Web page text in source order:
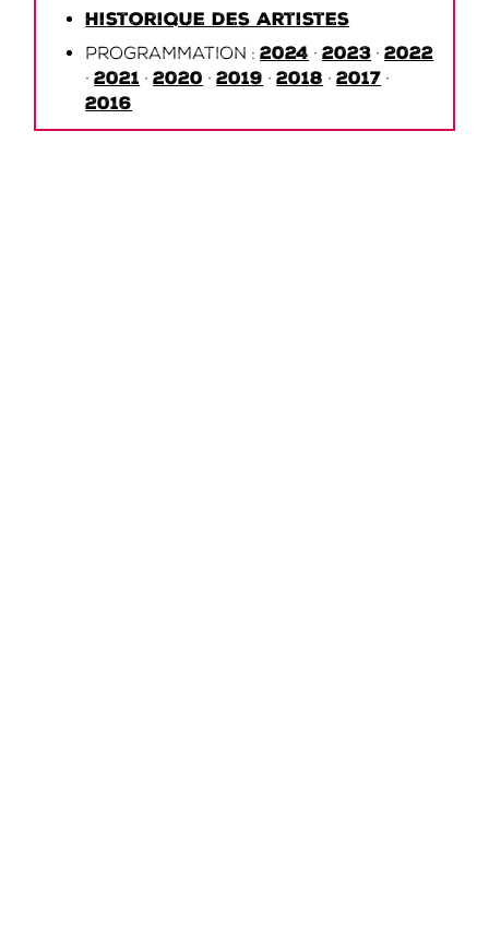
Historique des artistes
Programmation :2024 ·2023 ·2022
·2021 ·2020 ·2019 ·2018 ·2017 ·
2016